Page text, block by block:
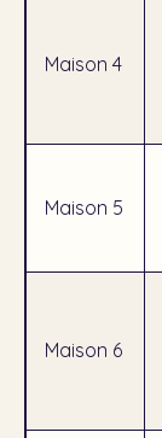
Maison 4
Maison 5
Maison 6